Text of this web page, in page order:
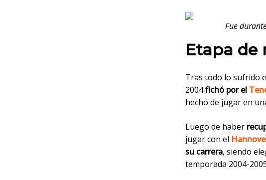
Fue
Etapa de
Tras todo lo sufrido
2004fichó por el
hecho de jugar en
Luego de haber
jugar con el
su carrera, siendo
temporada 2004-